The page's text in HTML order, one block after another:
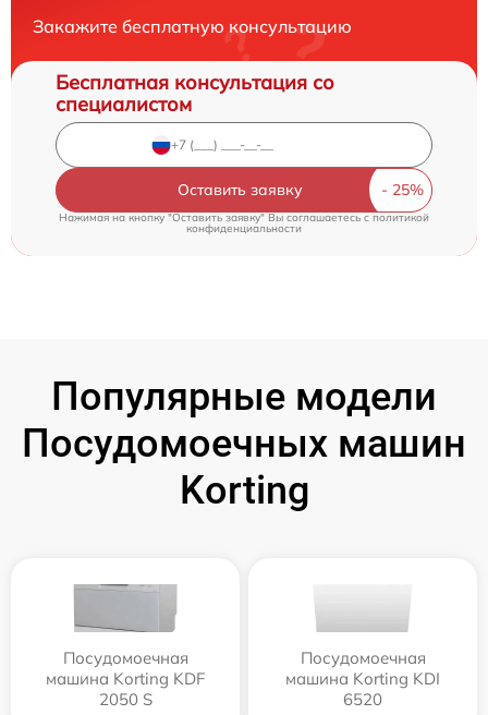
Закажите бесплатную консультацию
Бесплатная консультация со
специалистом
Оставить заявку
Нажимая на кнопку "Оставить заявку" Вы соглашаетесь cполитикой
конфиденциальности
Популярные модели
Посудомоечных машин
Korting
Посудомоечная
машина Korting KDF
2050 S
Посудомоечная
машина Korting KDI
6520